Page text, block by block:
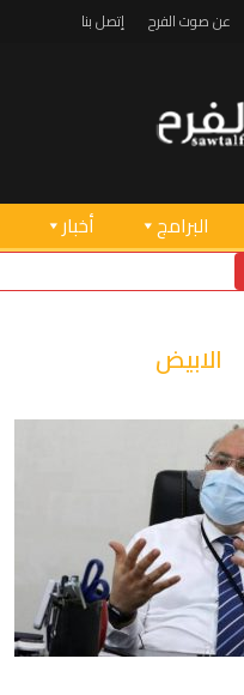
عن صوت الفرح إتصل بنا
البرامج أخبار
الابيض